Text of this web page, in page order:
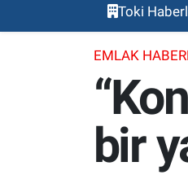
Toki
EMLAK
bir